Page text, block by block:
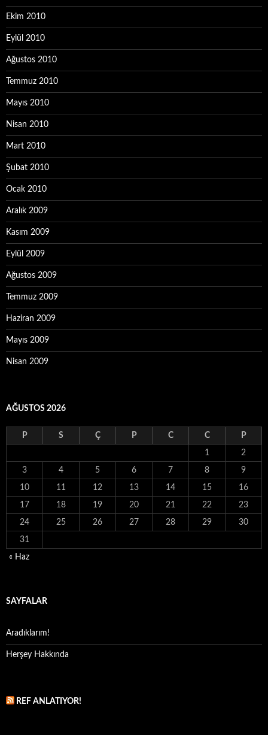
Ekim 2010
Eylül 2010
Ağustos 2010
Temmuz 2010
Mayıs 2010
Nisan 2010
Mart 2010
Şubat 2010
Ocak 2010
Aralık 2009
Kasım 2009
Eylül 2009
Ağustos 2009
Temmuz 2009
Haziran 2009
Mayıs 2009
Nisan 2009
AĞUSTOS 2026
P S Ç P C C P
1 2
3 4 5 6 7 8 9
10 11 12 13 14 15 16
17 18 19 20 21 22 23
24 25 26 27 28 29 30
31
« Haz
SAYFALAR
Aradıklarım!
Herşey Hakkında
REF ANLATIYOR!